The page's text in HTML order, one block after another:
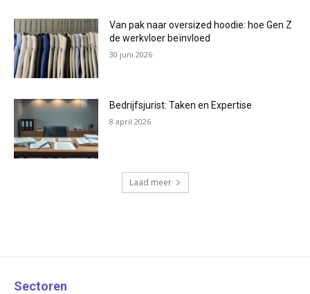
Van pak naar oversized hoodie: hoe Gen Z
de werkvloer beïnvloed
30 juni 2026
Bedrijfsjurist: Taken en Expertise
8 april 2026
Laad meer
Sectoren